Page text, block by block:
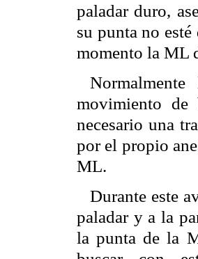
paladar duro,
su punta no
momento la ML
movimiento de
necesario una
por el propio
ML.
Durante este
paladar y a la
la punta de la